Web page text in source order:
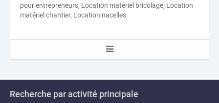
pour entrepreneurs, Location matériel bricolage, Location
matériel chantier, Location nacelles.
Recherche par activité principale